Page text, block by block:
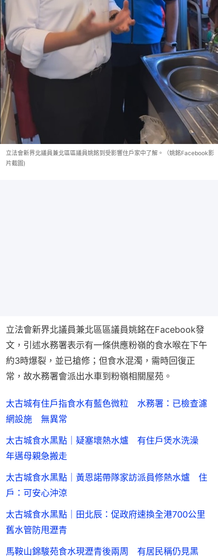
立法會新界北議員兼北區區議員姚銘到受影響住戶家中了解。（姚銘Facebook影
片截圖)
立法會新界北議員兼北區區議員姚銘在Facebook發
文，引述水務署表示有一條供應粉嶺的食水喉在下午
約3時爆裂，並已搶修；但食水混濁，需時回復正
常，故水務署會派出水車到粉嶺相關屋苑。
太古城有住戶指食水有藍色微粒 水務署：已檢查濾
網設施 無異常
太古城食水黑點｜疑塞壞熱水爐 有住戶煲水洗澡
年邁母親急搬走
太古城食水黑點｜黃恩諾帶隊家訪派員修熱水爐 住
戶：可安心沖涼
太古城食水黑點｜田北辰：促政府速換全港700公里
舊水管防甩瀝青
馬鞍山錦駿苑食水現瀝青後兩周 有居民稱仍見黑